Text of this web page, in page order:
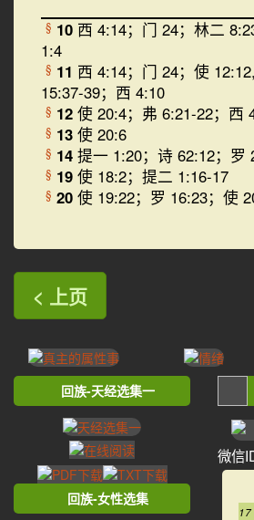
§ 10 西 4:14；门 24；林二
1:4
§ 11 西 4:14；门 24；使
15:37-39；西 4:10
§ 12 使 20:4；弗 6:21-22；西
§ 13 使 20:6
§ 14 提一 1:20；诗 62:12；罗
§ 19 使 18:2；提二 1:16-17
§ 20 使 19:22；罗 16:23；使
< 上页
回族-天经选集一
回族-女性选集
微信
17